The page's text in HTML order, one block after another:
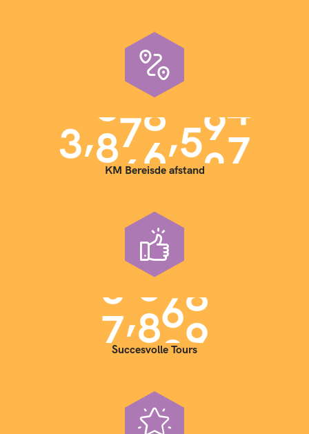
3,900,000
KM Bereisde afstand
7,000
Succesvolle Tours